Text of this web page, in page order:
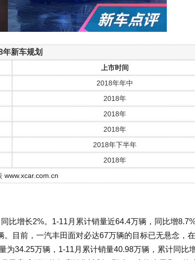
年新车规划
上市时间
2018年年中
2018年
2018年
2018年
2018年下半年
2018年
www.xcar.com.cn
增长2%。1-11月累计销量近64.4万辆，同比增
目前，一汽丰田面对必达67万辆的目标已无悬念，
为34.25万辆，1-11月累计销量40.98万辆，累计同比